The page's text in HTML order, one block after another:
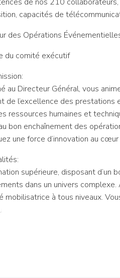
capacités de
des Opérations
du comité exécutif
au Directeur Général, vous
de l’excellence des
ressources humaines et
bon enchaînement des
une force d’innovation au
supérieure, disposant d’un
dans un univers
mobilisatrice à tous niveaux.